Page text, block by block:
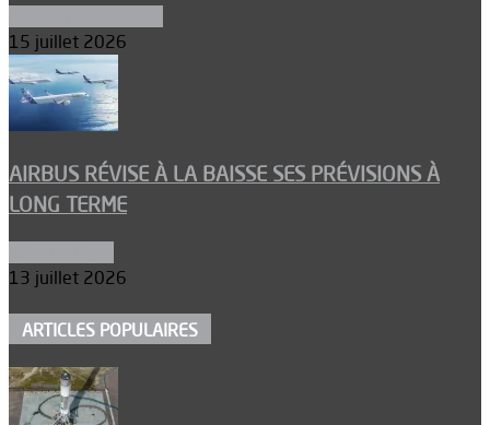
15 juillet 2026
AIRBUS RÉVISE À LA BAISSE SES PRÉVISIONS À
LONG TERME
13 juillet 2026
ARTICLES POPULAIRES